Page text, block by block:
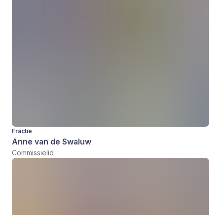
Fractie
Anne van de Swaluw
Commissielid